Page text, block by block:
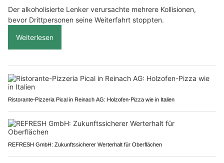
Der alkoholisierte Lenker verursachte mehrere Kollisionen,
bevor Drittpersonen seine Weiterfahrt stoppten.
Weiterlesen
Ristorante-Pizzeria Pical in Reinach AG: Holzofen-Pizza wie in Italien
REFRESH GmbH: Zukunftssicherer Werterhalt für Oberflächen